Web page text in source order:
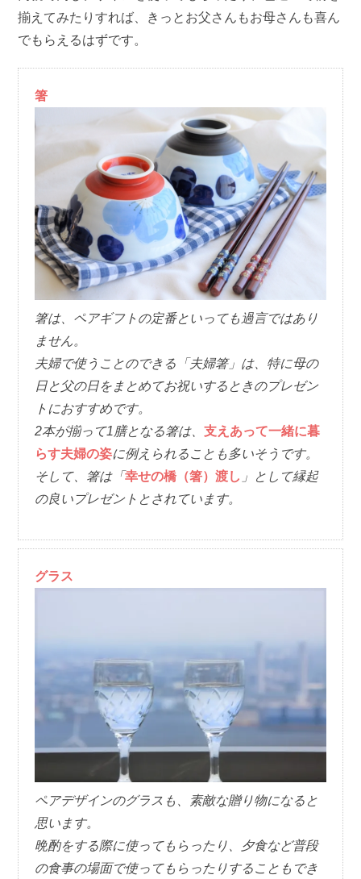
揃えてみたりすれば、きっとお父さんもお母さんも喜ん
でもらえるはずです。
箸
箸は、ペアギフトの定番といっても過言ではあり
ません。
夫婦で使うことのできる「夫婦箸」は、特に母の
日と父の日をまとめてお祝いするときのプレゼン
トにおすすめです。
2本が揃って1膳となる箸は、支えあって一緒に暮
らす夫婦の姿に例えられることも多いそうです。
そして、箸は「幸せの橋（箸）渡し 」として縁起
の良いプレゼントとされています。
グラス
ペアデザインのグラスも、素敵な贈り物になると
思います。
晩酌をする際に使ってもらったり、夕食など普段
の食事の場面で使ってもらったりすることもでき